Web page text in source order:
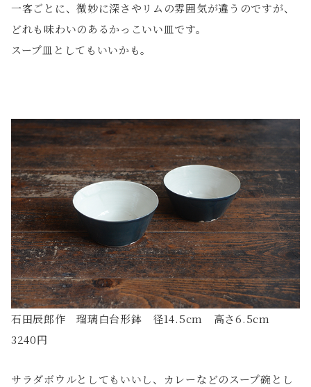
一客ごとに、微妙に深さやリムの雰囲気が違うのですが、
どれも味わいのあるかっこいい皿です。
スープ皿としてもいいかも。
石田辰郎作 瑠璃白台形鉢 径14.5cm 高さ6.5cm
3240円
サラダボウルとしてもいいし、カレーなどのスープ碗とし